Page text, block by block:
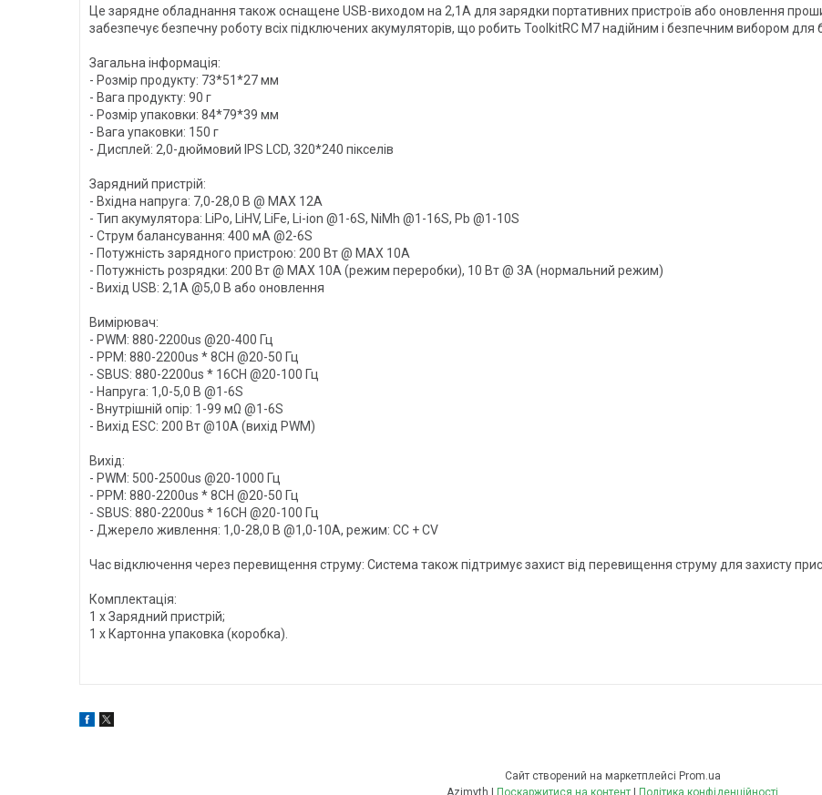
Це зарядне обладнання також оснащене USB-виходом на 2,1A для зарядки портативних пристроїв або оновлення
забезпечує безпечну роботу всіх підключених акумуляторів, що робить ToolkitRC M7 надійним і безпечним вибором для
Загальна інформація:
- Розмір продукту: 73*51*27 мм
- Вага продукту: 90 г
- Розмір упаковки: 84*79*39 мм
- Вага упаковки: 150 г
- Дисплей: 2,0-дюймовий IPS LCD, 320*240 пікселів
Зарядний пристрій:
- Вхідна напруга: 7,0-28,0 В @ MAX 12A
- Тип акумулятора: LiPo, LiHV, LiFe, Li-ion @1-6S, NiMh @1-16S, Pb @1-10S
- Струм балансування: 400 мА @2-6S
- Потужність зарядного пристрою: 200 Вт @ MAX 10A
- Потужність розрядки: 200 Вт @ MAX 10A (режим переробки), 10 Вт @ 3A (нормальний режим)
- Вихід USB: 2,1A @5,0 В або оновлення
Вимірювач:
- PWM: 880-2200us @20-400 Гц
- PPM: 880-2200us * 8CH @20-50 Гц
- SBUS: 880-2200us * 16CH @20-100 Гц
- Напруга: 1,0-5,0 В @1-6S
- Внутрішній опір: 1-99 мΩ @1-6S
- Вихід ESC: 200 Вт @10A (вихід PWM)
Вихід:
- PWM: 500-2500us @20-1000 Гц
- PPM: 880-2200us * 8CH @20-50 Гц
- SBUS: 880-2200us * 16CH @20-100 Гц
- Джерело живлення: 1,0-28,0 В @1,0-10A, режим: CC + CV
Час відключення через перевищення струму: Система також підтримує захист від перевищення струму для захисту
Комплектація:
1 x Зарядний пристрій;
1 x Картонна упаковка (коробка).
Сайт створений на маркетплейсі Prom.ua
Поскаржитися на контент Політика конфіденційності